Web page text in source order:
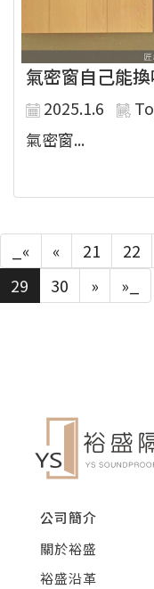
氣密窗自己能
2025.1.6
氣密窗...
_« « 21 22
29
30 » »_
公司簡介
關於裕盛
裕盛沿革